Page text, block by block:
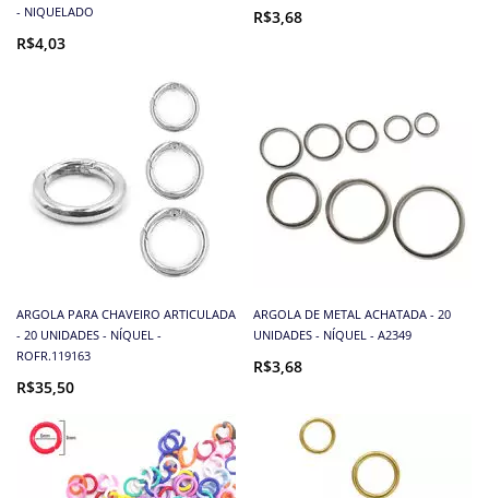
- NIQUELADO
R$4,03
R$3,68
ARGOLA PARA CHAVEIRO ARTICULADA
- 20 UNIDADES - NÍQUEL -
ROFR.119163
R$35,50
ARGOLA DE METAL ACHATADA - 20
UNIDADES - NÍQUEL - A2349
R$3,68